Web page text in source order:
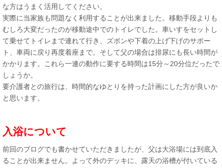
な方はうまく活用してください。
実際に当家族も問題なく利用することが出来ました。移動手段よりも
むしろ大変だったのが移動途中でのトイレでした。車いすをセットし
て乗せてトイレまで連れて行き、ズボンや下着の上げ下げのサポー
ト、車両に戻り再度着座まで。そして父の場合は排尿にも長い時間が
かかります。これら一連の動作に要する時間は15分～20分位だったで
しょうか。
要介護者との旅行は、時間的なゆとりを持った計画にした方が良いか
と思います。
入浴について
前回のブログでも書かせていただきましたが、父は大浴場には到底入
ることが出来ません。よって外のデッキに、露天の浴槽が付いている